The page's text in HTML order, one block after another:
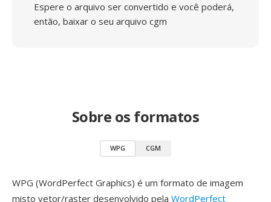
Espere o arquivo ser convertido e você poderá,
então, baixar o seu arquivo cgm
Sobre os formatos
WPG CGM
WPG (WordPerfect Graphics) é um formato de imagem
misto vetor/raster desenvolvido pela WordPerfect